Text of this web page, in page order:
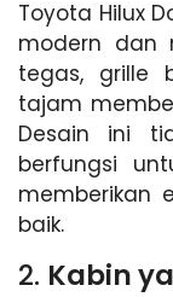
Toyota Hilux
modern dan
tegas, grille
tajam
Desain ini
berfungsi
memberikan
baik.
2. Kabin